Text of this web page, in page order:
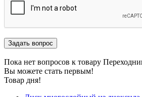
Пока нет вопросов к товару
Вы можете стать первым!
Товар дня!